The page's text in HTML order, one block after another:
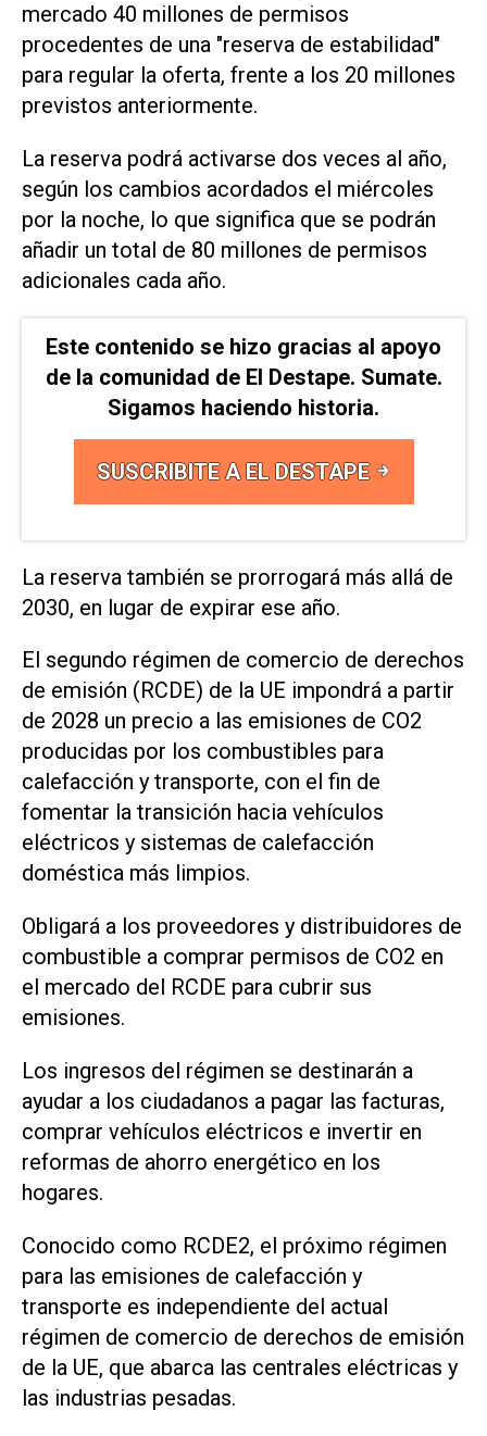
mercado 40 millones ​de permisos
procedentes de ⁠una "reserva de estabilidad"
para regular la oferta, frente a los 20 ‌millones
previstos anteriormente.
La reserva podrá activarse dos veces al año,
⁠según los cambios acordados el miércoles
por ⁠la noche, lo que significa que se podrán
añadir un total de 80 millones de permisos
adicionales cada año.
Este contenido se hizo gracias al apoyo
de la comunidad de El Destape. Sumate.
Sigamos haciendo historia.
SUSCRIBITE A EL DESTAPE
La reserva también se prorrogará más ⁠allá de
2030, en lugar de expirar ese año.
El segundo régimen ​de comercio de derechos
de emisión (RCDE) de la ‌UE impondrá a partir
de 2028 un ‌precio a las emisiones de CO2
producidas por los combustibles para
⁠calefacción y transporte, con el fin de
fomentar la transición hacia vehículos
eléctricos y sistemas de calefacción
doméstica más limpios.
Obligará a los proveedores y distribuidores de
combustible a comprar permisos de CO2 en
el mercado ​del RCDE para ‌cubrir sus
emisiones.
Los ingresos del régimen se destinarán a
ayudar a los ciudadanos a pagar las facturas,
comprar vehículos eléctricos e invertir en
reformas de ahorro energético en los
hogares.
Conocido como RCDE2, el próximo régimen
para las emisiones de calefacción y
⁠transporte es independiente del actual
régimen de comercio de derechos de emisión
de la UE, que abarca las centrales eléctricas y
las industrias pesadas.